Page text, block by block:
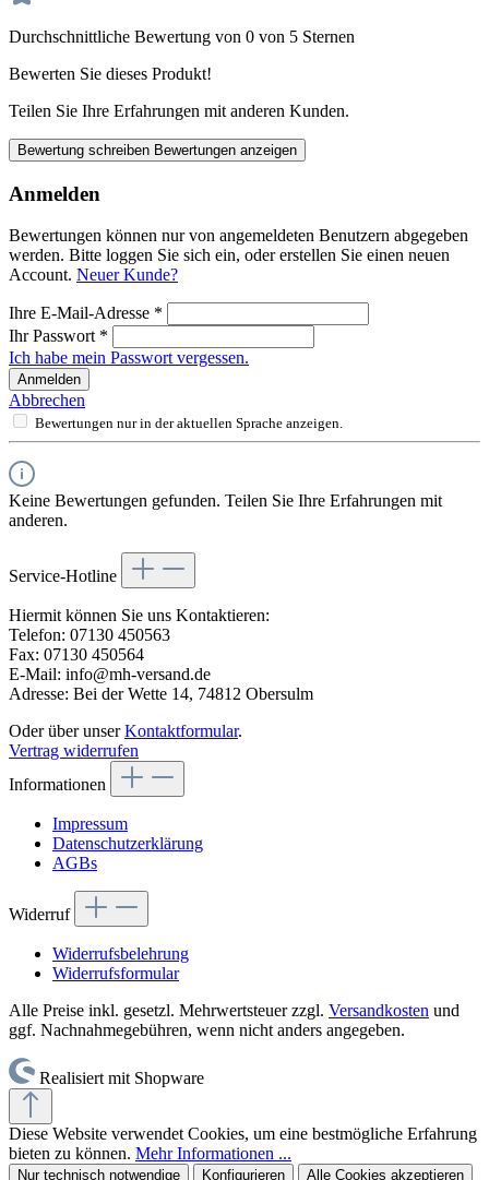
Durchschnittliche Bewertung von 0 von 5 Sternen
Bewerten Sie dieses Produkt!
Teilen Sie Ihre Erfahrungen mit anderen Kunden.
Bewertung schreiben Bewertungen anzeigen
Anmelden
Bewertungen können nur von angemeldeten Benutzern abgegeben
werden. Bitte loggen Sie sich ein, oder erstellen Sie einen neuen
Account. Neuer Kunde?
Ihre E-Mail-Adresse *
Ihr Passwort *
Ich habe mein Passwort vergessen.
Anmelden
Abbrechen
Bewertungen nur in der aktuellen Sprache anzeigen.
Keine Bewertungen gefunden. Teilen Sie Ihre Erfahrungen mit
anderen.
Service-Hotline
Hiermit können Sie uns Kontaktieren:
Telefon: 07130 450563
Fax: 07130 450564
E-Mail: info@mh-versand.de
Adresse: Bei der Wette 14, 74812 Obersulm
Oder über unserKontaktformular.
Vertrag widerrufen
Informationen
Impressum
Datenschutzerklärung
AGBs
Widerruf
Widerrufsbelehrung
Widerrufsformular
Alle Preise inkl. gesetzl. Mehrwertsteuer zzgl. Versandkosten und
ggf. Nachnahmegebühren, wenn nicht anders angegeben.
Realisiert mit Shopware
Diese Website verwendet Cookies, um eine bestmögliche Erfahrung
bieten zu können. Mehr Informationen ...
Nur technisch notwendige Konfigurieren Alle Cookies akzeptieren